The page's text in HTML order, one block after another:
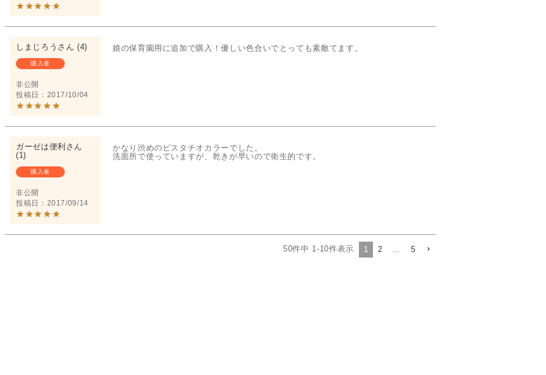
しまじろう 4
購入者
非公開
投稿日
2017/10/04
娘の保育園用に追加で購入！優しい色合いでとっても素敵てます。
ガーゼは便利
1
購入者
非公開
投稿日
2017/09/14
かなり渋めのピスタチオカラーでした。
洗面所で使っていますが、乾きが早いので衛生的です。
50件中 1-10件表示 1 2 5